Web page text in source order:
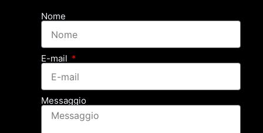
Nome
E-mail
Messaggio